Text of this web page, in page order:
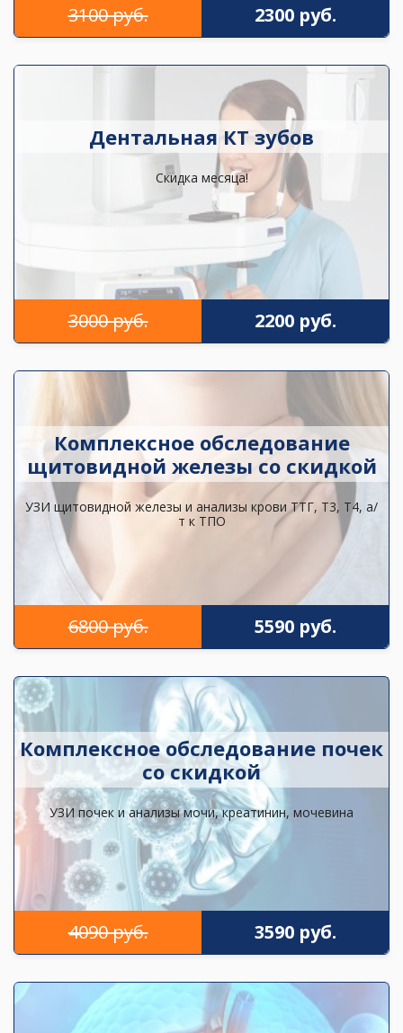
3100 руб. 2300 руб.
Дентальная КТ зубов
Скидка месяца!
3000 руб. 2200 руб.
Комплексное обследование
щитовидной железы со скидкой
УЗИ щитовидной железы и анализы крови ТТГ, Т3, Т4, а/
т к ТПО
6800 руб. 5590 руб.
Комплексное обследование почек
со скидкой
УЗИ почек и анализы мочи, креатинин, мочевина
4090 руб. 3590 руб.